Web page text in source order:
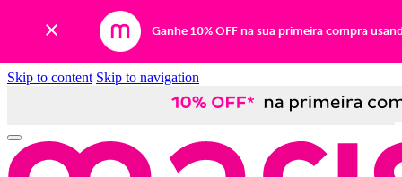
Ganhe 10% OFF na sua primeira compra
Skip to content Skip to navigation